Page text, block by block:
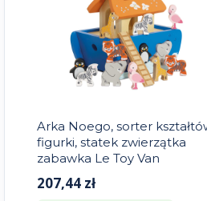
Arka Noego, sorter
figurki, statek zwierzątka
zabawka Le Toy Van
207,44 zł